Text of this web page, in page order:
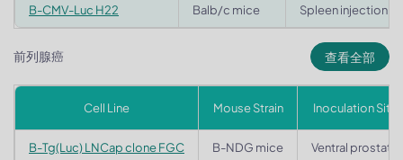
B-CMV-Luc H22 Balb/c mice Spleen injection
前列腺癌 查看全部
Cell Line Mouse Strain Inoculation Site
B-Tg(Luc) LNCap clone FGC B-NDG mice Ventral prostate